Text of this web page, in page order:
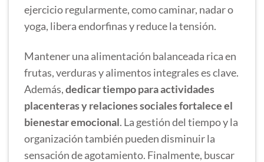
ejercicio regularmente, como caminar, nadar o
yoga, libera endorfinas y reduce la tensión.
Mantener una alimentación balanceada rica en
frutas, verduras y alimentos integrales es clave.
Además,dedicar tiempo para actividades
placenteras y relaciones sociales fortalece el
bienestar emocional. La gestión del tiempo y la
organización también pueden disminuir la
sensación de agotamiento. Finalmente, buscar